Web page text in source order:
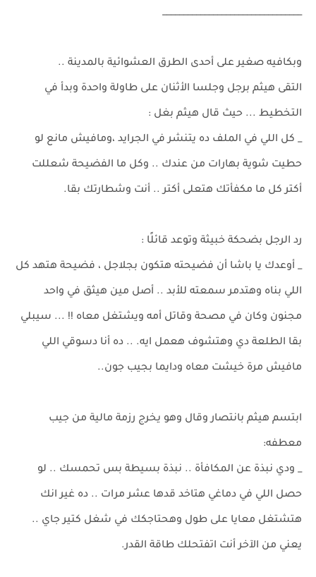
_________________________________
وبكافيه صغير على أحدى الطرق العشوائية بالمدينة ..
التقى هيثم برجل وجلسا الأثنان على طاولة واحدة وبدأ في
التخطيط ... حيث قال هيثم بغل :
_ كل اللي في الملف ده يتنشر في الجرايد ،ومافيش مانع لو
حطيت شوية بهارات من عندك .. وكل ما الفضيحة شعللت
أكتر كل ما مكفأتك هتعلى أكتر .. أنت وشطارتك بقا.
رد الرجل بضحكة خبيثة وتوعد قائلًا :
_ أوعدك يا باشا أن فضيحته هتكون بجلاجل ، فضيحة هتهد كل
اللي بناه وهتدمر سمعته للأبد .. أصل مين هيثق في واحد
مجنون وكان في مصحة وقاتل أمه ويشتغل معاه !! ... سيبلي
بقا الطلعة دي وهتشوف هعمل ايه. .. ده أنا دسوقي اللي
مافيش مرة خيشت معاه ودايما بجيب جون..
ابتسم هيثم بانتصار وقال وهو يخرج رزمة مالية من جيب
معطفه:
_ ودي نبذة عن المكافأة .. نبذة بسيطة بس تحمسك .. لو
حصل اللي في دماغي هتاخد قدها عشر مرات .. ده غير انك
هتشتغل معايا على طول وهحتاجكك في شغل كتير جاي ..
يعني من الآخر أنت اتفتحلك طاقة القدر.